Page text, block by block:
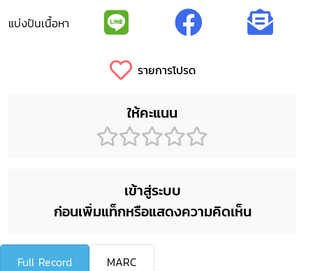
แบ่งปันเนื้อหา
รายการโปรด
ให้คะแนน
เข้าสู่ระบบ
ก่อนเพิ่มแท็กหรือแสดงความคิดเห็น
Full Record MARC